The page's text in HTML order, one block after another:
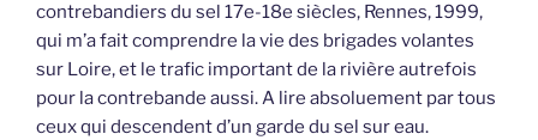
contrebandiers du sel 17e-18e siècles, Rennes, 1999,
qui m’a fait comprendre la vie des brigades volantes
sur Loire, et le trafic important de la rivière autrefois
pour la contrebande aussi. A lire absoluement par tous
ceux qui descendent d’un garde du sel sur eau.